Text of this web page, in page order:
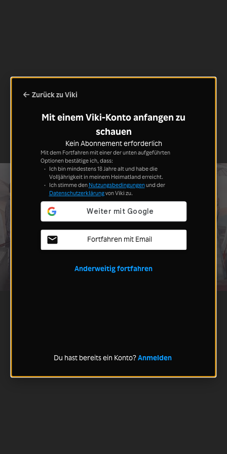
Zurück zu Viki
Mit einem Viki-Konto anfangen zu
schauen
Kein Abonnement erforderlich
Mit dem Fortfahren mit einer der unten aufgeführten
Optionen bestätige ich, dass:
Ich bin mindestens 18 Jahre alt und habe die
Volljährigkeit in meinem Heimatland erreicht.
Ich stimme den Nutzungsbedingungenund der
Datenschutzerklärungvon Viki zu.
Fortfahren mit Email
Anderweitig fortfahren
Du hast bereits ein Konto?Anmelden